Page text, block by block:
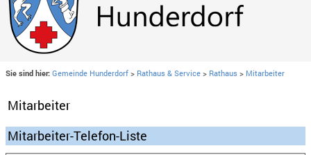
Sie sind hier: Gemeinde Hunderdorf > Rathaus & Service > Rathaus > Mitarbeiter
Mitarbeiter
Mitarbeiter-Telefon-Liste